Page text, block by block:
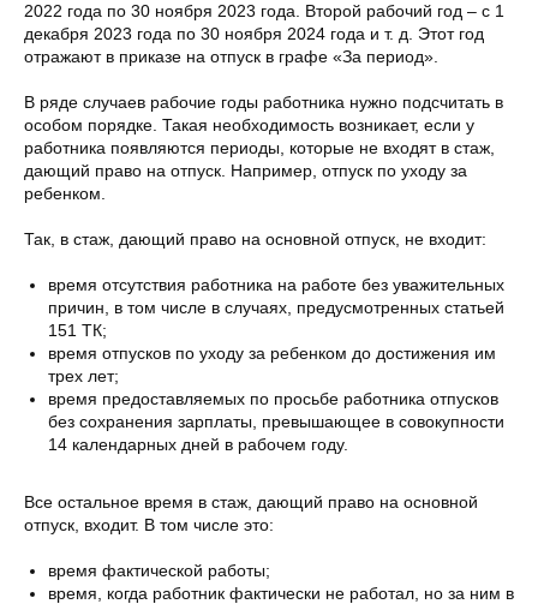
2022 года по 30 ноября 2023 года. Второй рабочий год – с 1
декабря 2023 года по 30 ноября 2024 года и т. д. Этот год
отражают в приказе на отпуск в графе «За период».
В ряде случаев рабочие годы работника нужно подсчитать в
особом порядке. Такая необходимость возникает, если у
работника появляются периоды, которые не входят в стаж,
дающий право на отпуск. Например, отпуск по уходу за
ребенком.
Так, в стаж, дающий право на основной отпуск, не входит:
время отсутствия работника на работе без уважительных
причин, в том числе в случаях, предусмотренных статьей
151 ТК;
время отпусков по уходу за ребенком до достижения им
трех лет;
время предоставляемых по просьбе работника отпусков
без сохранения зарплаты, превышающее в совокупности
14 календарных дней в рабочем году.
Все остальное время в стаж, дающий право на основной
отпуск, входит. В том числе это:
время фактической работы;
время, когда работник фактически не работал, но за ним в